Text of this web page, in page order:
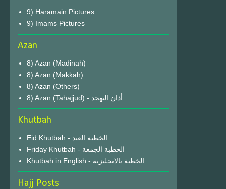
9) Haramain Pictures
9) Imams Pictures
Azan
8) Azan (Madinah)
8) Azan (Makkah)
8) Azan (Others)
8) Azan (Tahajjud) - أذان التهجد
Khutbah
Eid Khutbah - الخطبة العيد
Friday Khutbah - الخطبة الجمعة
Khutbah in English - الخطبة بالانجليزية
Hajj Posts